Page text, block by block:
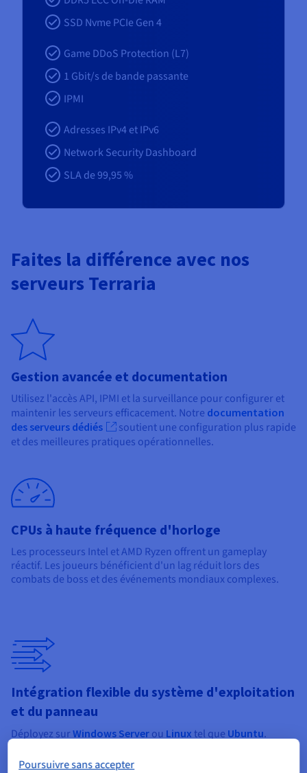
SSD Nvme PCIe Gen 4
Game DDoS Protection (L7)
1 Gbit/s de bande passante
IPMI
Adresses IPv4 et IPv6
Network Security Dashboard
SLA de 99,95 %
Faites la différence avec nos
serveurs Terraria
CPUs à haute fréquence d'horloge
Les processeurs Intel et AMD Ryzen offrent un gameplay
réactif. Les joueurs bénéficient d'un lag réduit lors des
combats de boss et des événements mondiaux complexes.
Gestion avancée et documentation
Utilisez l'accès API, IPMI et la surveillance pour configurer et
maintenir les serveurs efficacement. Notre documentation
des serveurs dédiés
soutient une configuration plus rapide
et des meilleures pratiques opérationnelles.
Intégration flexible du système d'exploitation
et du panneau
Déployez surWindows Server ou Linux tel que Ubuntu.
automatiser le déploiement, les sauvegardes et la gestion des
Poursuivre sans accepter